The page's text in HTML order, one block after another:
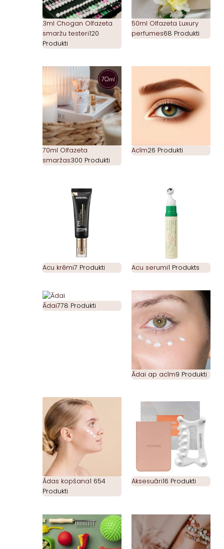
3ml Chogan Olfazeta
smaržu testeri120
Produkti
50ml Olfazeta Luxury
perfumes68 Produkti
70ml Olfazeta
smaržas300 Produkti
Acīm26 Produkti
Acu krēmi7 Produkti Acu serumi1 Produkts
Ādai778 Produkti
Ādai ap acīm9 Produkti
Ādas kopšana1 654
Produkti
Aksesuāri16 Produkti